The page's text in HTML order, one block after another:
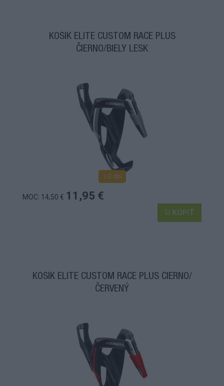
KOŠÍK ELITE CUSTOM RACE PLUS
ČIERNO/BIELY LESK
1-3 dní
MOC: 14,50 € 11,95 €
KÚPIŤ
KOŠÍK ELITE CUSTOM RACE PLUS ČIERNO/
ČERVENÝ